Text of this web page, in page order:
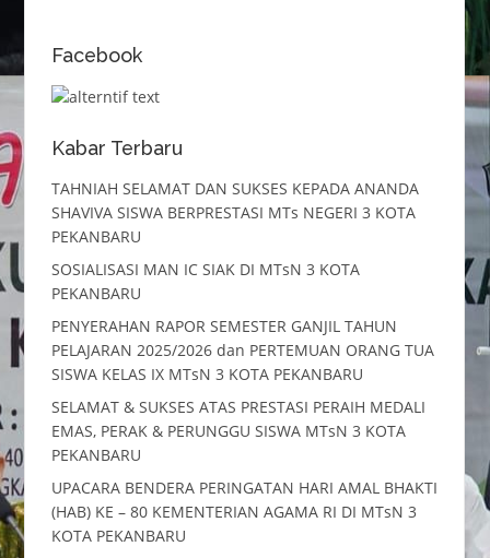
Facebook
Kabar Terbaru
TAHNIAH SELAMAT DAN SUKSES KEPADA ANANDA
SHAVIVA SISWA BERPRESTASI MTs NEGERI 3 KOTA
PEKANBARU
SOSIALISASI MAN IC SIAK DI MTsN 3 KOTA
PEKANBARU
PENYERAHAN RAPOR SEMESTER GANJIL TAHUN
PELAJARAN 2025/2026 dan PERTEMUAN ORANG TUA
SISWA KELAS IX MTsN 3 KOTA PEKANBARU
SELAMAT & SUKSES ATAS PRESTASI PERAIH MEDALI
EMAS, PERAK & PERUNGGU SISWA MTsN 3 KOTA
PEKANBARU
UPACARA BENDERA PERINGATAN HARI AMAL BHAKTI
(HAB) KE – 80 KEMENTERIAN AGAMA RI DI MTsN 3
KOTA PEKANBARU